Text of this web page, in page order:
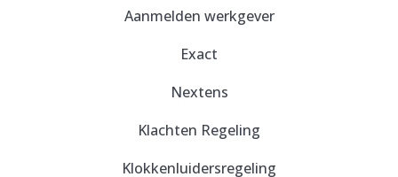
Aanmelden werkgever
Exact
Nextens
Klachten Regeling
Klokkenluidersregeling